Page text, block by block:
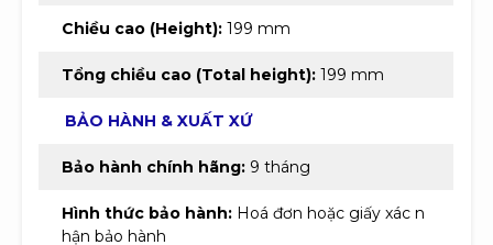
Chiều cao (Height): 199 mm
Tổng chiều cao (Total height): 199 mm
BẢO HÀNH & XUẤT XỨ
Bảo hành chính hãng: 9 tháng
Hình thức bảo hành: Hoá đơn hoặc giấy xác n
hận bảo hành